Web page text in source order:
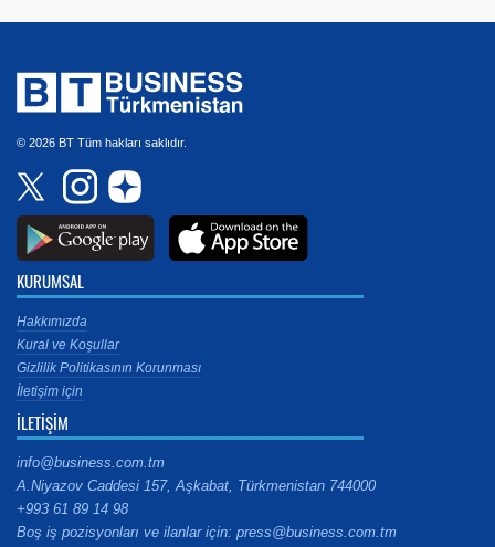
© 2026 BT Tüm hakları saklıdır.
KURUMSAL
Hakkımızda
Kural ve Koşullar
Gizlilik Politikasının Korunması
İletişim için
İLETİŞİM
info@business.com.tm
A.Niyazov Caddesi 157, Aşkabat, Türkmenistan 744000
+993 61 89 14 98
Boş iş pozisyonları ve ilanlar için: press@business.com.tm